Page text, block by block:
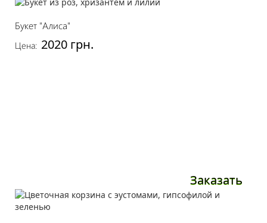
Букет "Алиса"
Цена: 2020 грн.
Заказать